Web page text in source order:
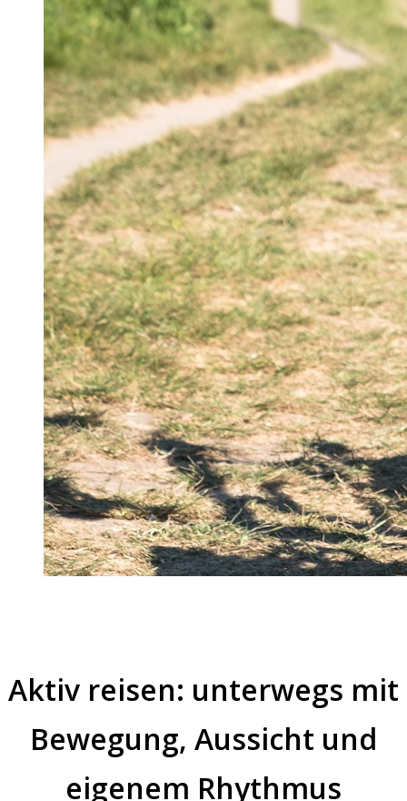
Aktiv reisen: unterwegs mit
Bewegung, Aussicht und
eigenem Rhythmus